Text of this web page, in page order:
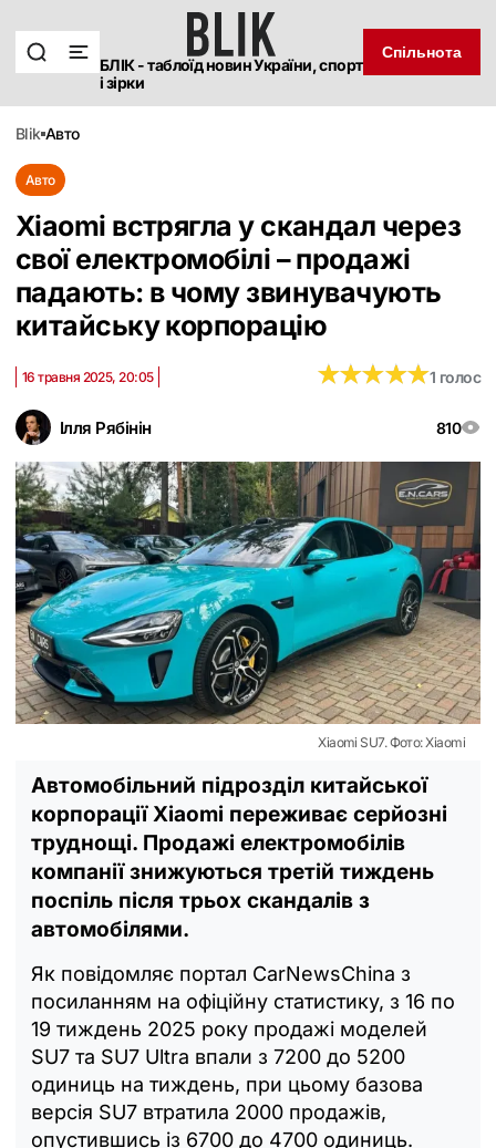
БЛІК - таблоїд новин України, спорт
і зірки
Спільнота
blik авто
Авто
Xiaomi встрягла у скандал через
свої електромобілі – продажі
падають: в чому звинувачують
китайську корпорацію
Ілля Рябінін 810
16 травня 2025, 20:05 ★★★★★
★★★★★1 голос
Xiaomi SU7. Фото: Xiaomi
Автомобільний підрозділ китайської
корпорації Xiaomi переживає серйозні
труднощі. Продажі електромобілів
компанії знижуються третій тиждень
поспіль після трьох скандалів з
автомобілями.
Як повідомляє портал CarNewsChina з
посиланням на офіційну статистику, з 16 по
19 тиждень 2025 року продажі моделей
SU7 та SU7 Ultra впали з 7200 до 5200
одиниць на тиждень, при цьому базова
версія SU7 втратила 2000 продажів,
опустившись із 6700 до 4700 одиниць.